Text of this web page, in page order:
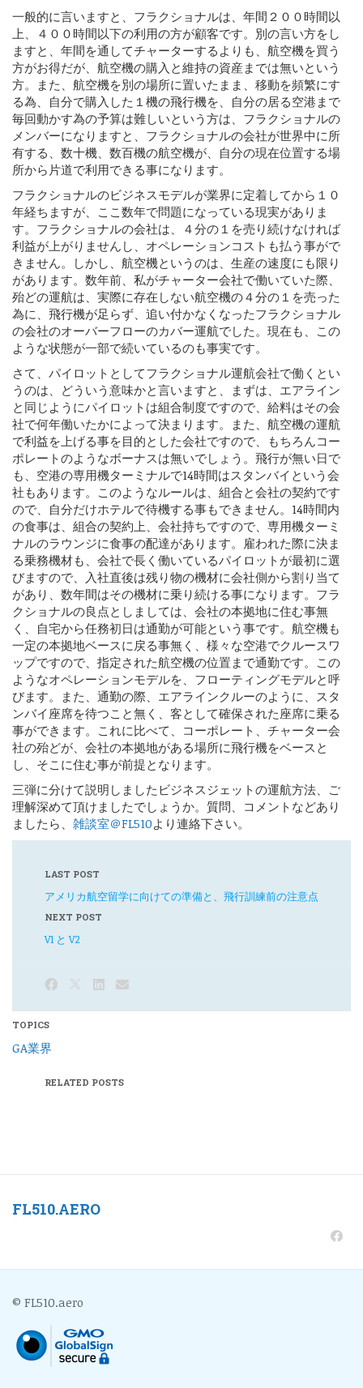
一般的に言いますと、フラクショナルは、年間２００時間以
上、４００時間以下の利用の方が顧客です。別の言い方をし
ますと、年間を通してチャーターするよりも、航空機を買う
方がお得だが、航空機の購入と維持の資産までは無いという
方。また、航空機を別の場所に置いたまま、移動を頻繁にす
る為、自分で購入した１機の飛行機を、自分の居る空港まで
毎回動かす為の予算は難しいという方は、フラクショナルの
メンバーになりますと、フラクショナルの会社が世界中に所
有する、数十機、数百機の航空機が、自分の現在位置する場
所から片道で利用できる事になります。
フラクショナルのビジネスモデルが業界に定着してから１０
年経ちますが、ここ数年で問題になっている現実がありま
す。フラクショナルの会社は、４分の１を売り続けなければ
利益が上がりませんし、オペレーションコストも払う事がで
きません。しかし、航空機というのは、生産の速度にも限り
があります。数年前、私がチャーター会社で働いていた際、
殆どの運航は、実際に存在しない航空機の４分の１を売った
為に、飛行機が足らず、追い付かなくなったフラクショナル
の会社のオーバーフローのカバー運航でした。現在も、この
ような状態が一部で続いているのも事実です。
さて、パイロットとしてフラクショナル運航会社で働くとい
うのは、どういう意味かと言いますと、まずは、エアライン
と同じようにパイロットは組合制度ですので、給料はその会
社で何年働いたかによって決まります。また、航空機の運航
で利益を上げる事を目的とした会社ですので、もちろんコー
ポレートのようなボーナスは無いでしょう。飛行が無い日で
も、空港の専用機ターミナルで14時間はスタンバイという会
社もあります。このようなルールは、組合と会社の契約です
ので、自分だけホテルで待機する事もできません。14時間内
の食事は、組合の契約上、会社持ちですので、専用機ターミ
ナルのラウンジに食事の配達があります。雇われた際に決ま
る乗務機材も、会社で長く働いているパイロットが最初に選
びますので、入社直後は残り物の機材に会社側から割り当て
があり、数年間はその機材に乗り続ける事になります。フラ
クショナルの良点としましては、会社の本拠地に住む事無
く、自宅から任務初日は通勤が可能という事です。航空機も
一定の本拠地ベースに戻る事無く、様々な空港でクルースワ
ップですので、指定された航空機の位置まで通勤です。この
ようなオペレーションモデルを、フローティングモデルと呼
びます。また、通勤の際、エアラインクルーのように、スタ
ンバイ座席を待つこと無く、客として確保された座席に乗る
事ができます。これに比べて、コーポレート、チャーター会
社の殆どが、会社の本拠地がある場所に飛行機をベースと
し、そこに住む事が前提となります。
三弾に分けて説明しましたビジネスジェットの運航方法、ご
理解深めて頂けましたでしょうか。質問、コメントなどあり
ましたら、 雑談室＠FL510より連絡下さい。
LAST POST
アメリカ航空留学に向けての準備と、飛行訓練前の注意点
NEXT POST
V1 と V2
TOPICS
GA業界
RELATED POSTS
FL510.AERO
© FL510.aero